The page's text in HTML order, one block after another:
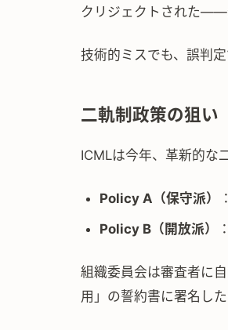
クリジェクトされた——
技術的ミスでも、誤判
二軌制政策の狙い
ICMLは今年、革新的な
Policy A（保守派）
Policy B（開放派）
組織委員会は審査者に
用」の誓約書に署名した